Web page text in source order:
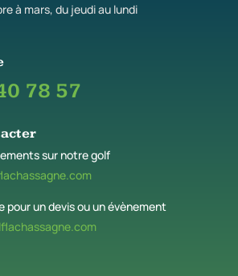
à mars, du jeudi au lundi
78 57
sur notre golf
pour un devis ou un évènement